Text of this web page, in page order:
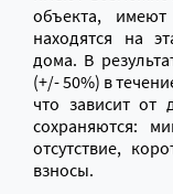
объекта, имеют
находятся на
дома. В
(+/- 50%) в
что зависит от
сохраняются:
отсутствие,
взносы.